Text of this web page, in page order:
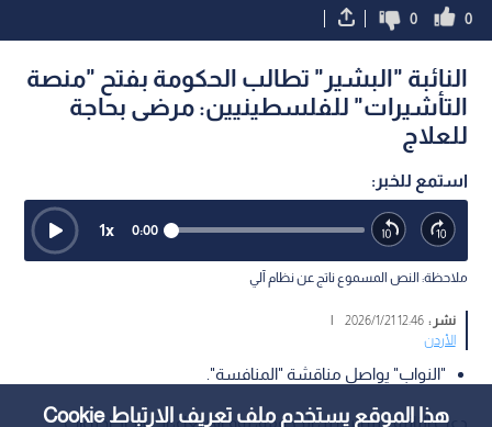
هذا الموقع يستخدم ملف تعريف الارتباط Cookie
0
0
النائبة "البشير" تطالب الحكومة بفتح "منصة
التأشيرات" للفلسطينيين: مرضى بحاجة
للعلاج
استمع للخبر:
0:00
1x
ملاحظة: النص المسموع ناتج عن نظام آلي
نشر :12:46 2026/1/21
|
الأردن
"النواب" يواصل مناقشة "المنافسة".
دعت النائبة دينا البشير، الحكومة، يوم الأربعاء، إلى اتخاذ إجراءات